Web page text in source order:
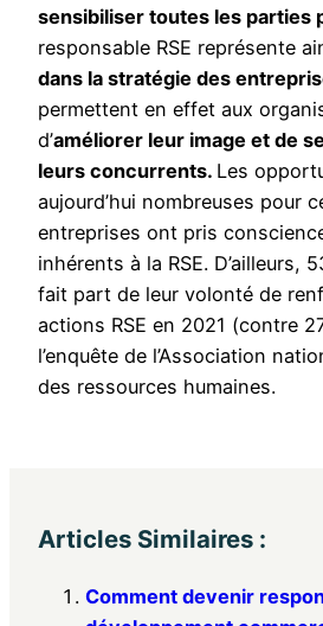
sensibiliser toutes les parties
responsable RSE représente
dans la stratégie des
permettent en effet aux
d’améliorer leur image et de
leurs concurrents. Les
aujourd’hui nombreuses pour
entreprises ont pris
inhérents à la RSE. D’ailleurs,
fait part de leur volonté de
actions RSE en 2021 (contre
l’enquête de l’Association
des ressources humaines.
Articles Similaires :
Comment devenir